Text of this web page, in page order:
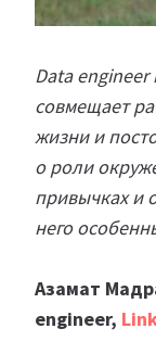
Data engineer
совмещает
жизни и
о роли
привычках и
него
Азамат
engineer,